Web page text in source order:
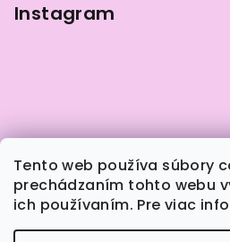
Tento web používa súbory
prechádzaním tohto webu
ich používaním. Pre viac
Instagram